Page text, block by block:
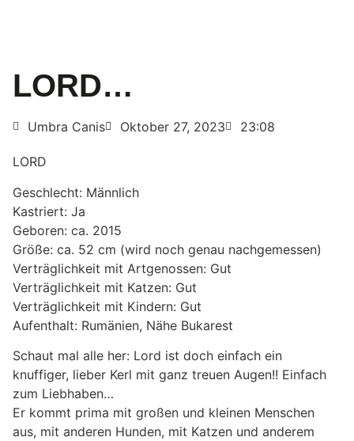
LORD…
Umbra Canis Oktober 27, 2023 23:08
LORD
Geschlecht: Männlich
Kastriert: Ja
Geboren: ca. 2015
Größe: ca. 52 cm (wird noch genau nachgemessen)
Verträglichkeit mit Artgenossen: Gut
Verträglichkeit mit Katzen: Gut
Verträglichkeit mit Kindern: Gut
Aufenthalt: Rumänien, Nähe Bukarest
Schaut mal alle her: Lord ist doch einfach ein
knuffiger, lieber Kerl mit ganz treuen Augen!! Einfach
zum Liebhaben…
Er kommt prima mit großen und kleinen Menschen
aus, mit anderen Hunden, mit Katzen und anderem